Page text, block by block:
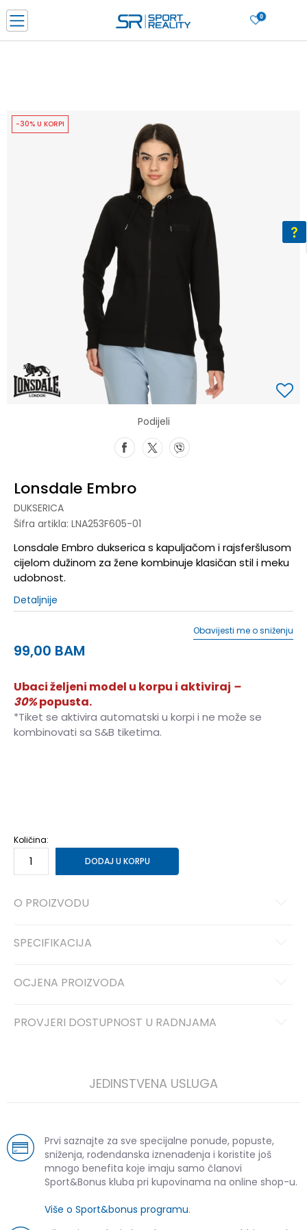
0
CLICK & COLLECT Platite karticom online i preuzmite u prodavnici po vašem
izboru
SAZNAJTE VIŠE
-30% U KORPI
Podijeli
Lonsdale Embro
DUKSERICA
Šifra artikla: LNA253F605-01
Lonsdale Embro dukserica s kapuljačom i rajsferšlusom
cijelom dužinom za žene kombinuje klasičan stil i meku
udobnost.
Detaljnije
99,00 BAM
Obavijesti me o sniženju
Ubaci željeni model u korpu i aktiviraj –
30%popusta.
*Tiket se aktivira automatski u korpi i ne može se
kombinovati sa S&B tiketima.
Količina:
DODAJ U KORPU
O PROIZVODU
SPECIFIKACIJA
OCJENA PROIZVODA
PROVJERI DOSTUPNOST U RADNJAMA
JEDINSTVENA USLUGA
Prvi saznajte za sve specijalne ponude, popuste,
sniženja, rođendanska iznenađenja i koristite još
mnogo benefita koje imaju samo članovi
Sport&Bonus kluba pri kupovinama na online shop-u.
Više o Sport&bonus programu.